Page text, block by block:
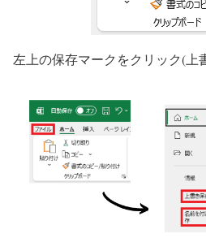
左上の保存マークをクリック(上